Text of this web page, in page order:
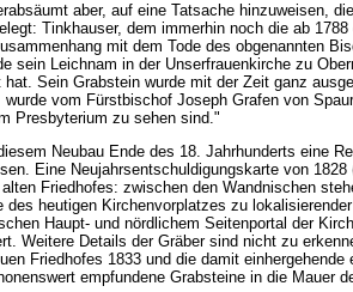
aber, auf eine Tatsache hinzuweisen,
Tinkhauser, dem immerhin noch die ab
mit dem Tode des obgenannten
sein Leichnam in der Unserfrauenkirche zu
Sein Grabstein wurde mit der Zeit ganz
vom Fürstbischof Joseph Grafen von
Presbyterium zu sehen sind."
Neubau Ende des 18. Jahrhunderts eine
Eine Neujahrsentschuldigungskarte von
Friedhofes: zwischen den Wandnischen
des heutigen Kirchenvorplatzes zu
Haupt- und nördlichem Seitenportal der
Weitere Details der Gräber sind nicht zu
Friedhofes 1833 und die damit
empfundene Grabsteine in die Mauer